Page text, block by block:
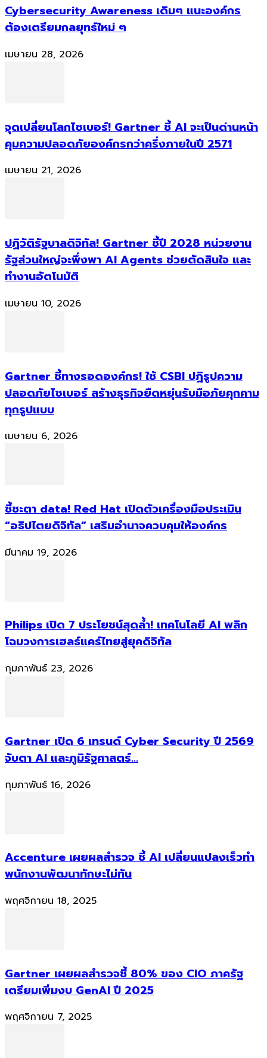
Cybersecurity Awareness เดิมๆ แนะองค์กร
ต้องเตรียมกลยุทธ์ใหม่ ๆ
เมษายน 28, 2026
จุดเปลี่ยนโลกไซเบอร์! Gartner ชี้ AI จะเป็นด่านหน้า
คุมความปลอดภัยองค์กรกว่าครึ่งภายในปี 2571
เมษายน 21, 2026
ปฏิวัติรัฐบาลดิจิทัล! Gartner ชี้ปี 2028 หน่วยงาน
รัฐส่วนใหญ่จะพึ่งพา AI Agents ช่วยตัดสินใจ และ
ทำงานอัตโนมัติ
เมษายน 10, 2026
Gartner ชี้ทางรอดองค์กร! ใช้ CSBI ปฏิรูปความ
ปลอดภัยไซเบอร์ สร้างธุรกิจยืดหยุ่นรับมือภัยคุกคาม
ทุกรูปแบบ
เมษายน 6, 2026
ชี้ชะตา data! Red Hat เปิดตัวเครื่องมือประเมิน
“อธิปไตยดิจิทัล” เสริมอำนาจควบคุมให้องค์กร
มีนาคม 19, 2026
Philips เปิด 7 ประโยชน์สุดล้ำ! เทคโนโลยี AI พลิก
โฉมวงการเฮลธ์แคร์ไทยสู่ยุคดิจิทัล
กุมภาพันธ์ 23, 2026
Gartner เปิด 6 เทรนด์ Cyber Security ปี 2569
จับตา AI และภูมิรัฐศาสตร์...
กุมภาพันธ์ 16, 2026
Accenture เผยผลสำรวจ ชี้ AI เปลี่ยนแปลงเร็วทำ
พนักงานพัฒนาทักษะไม่ทัน
พฤศจิกายน 18, 2025
Gartner เผยผลสำรวจชี้ 80% ของ CIO ภาครัฐ
เตรียมเพิ่มงบ GenAI ปี 2025
พฤศจิกายน 7, 2025